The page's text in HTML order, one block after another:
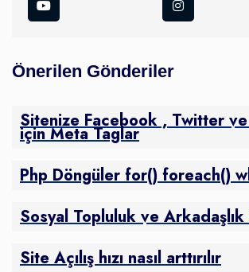
Önerilen Gönderiler
Sitenize Facebook , Twitter
için Meta Taglar
Php Döngüler for() foreach()
Sosyal Topluluk ve Arkadaşlık
Site Açılış hızı nasıl arttırılır